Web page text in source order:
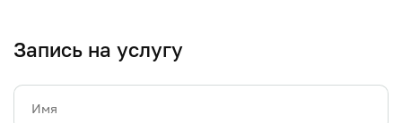
Запись на услугу
Имя